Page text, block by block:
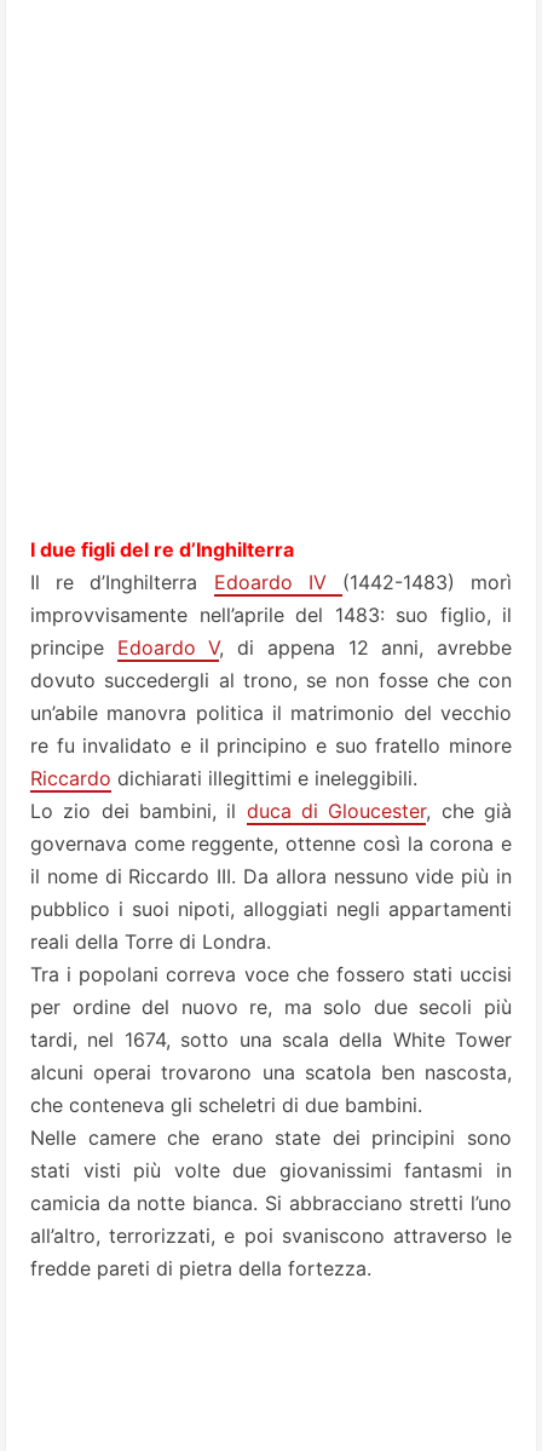
I due figli del re d’Inghilterra
Il re d’Inghilterra Edoardo IV (1442-1483) morì
improvvisamente nell’aprile del 1483: suo figlio, il
principe Edoardo V, di appena 12 anni, avrebbe
dovuto succedergli al trono, se non fosse che con
un’abile manovra politica il matrimonio del vecchio
re fu invalidato e il principino e suo fratello minore
Riccardo dichiarati illegittimi e ineleggibili.
Lo zio dei bambini, il duca di Gloucester, che già
governava come reggente, ottenne così la corona e
il nome di Riccardo III. Da allora nessuno vide più in
pubblico i suoi nipoti, alloggiati negli appartamenti
reali della Torre di Londra.
Tra i popolani correva voce che fossero stati uccisi
per ordine del nuovo re, ma solo due secoli più
tardi, nel 1674, sotto una scala della White Tower
alcuni operai trovarono una scatola ben nascosta,
che conteneva gli scheletri di due bambini.
Nelle camere che erano state dei principini sono
stati visti più volte due giovanissimi fantasmi in
camicia da notte bianca. Si abbracciano stretti l’uno
all’altro, terrorizzati, e poi svaniscono attraverso le
fredde pareti di pietra della fortezza.